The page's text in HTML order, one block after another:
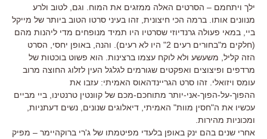
ילך ויתחמם – הסרטים האלה ממזגים את המוח. וגם, לטוב ולרע
מנוונים אותו. ברמה הכי חיצונית, זהו בעיני סרטו הטוב ביותר של מייקל
ביי, במאי פעולה גרנדיוזי שסרטיו היו תמיד מנופחים מדי ליהנות מהם
(חלקים מ"בחורים רעים 2" היו לא רעים). והנה, באופן יחסי, הסרט
הזה קליל, משעשע ולא לוקח עצמו ברצינות. הוא פשוט בוכטות של
מרדפים ופיצוצים ואפקטים שגורמים לגלגל העין לזלוג החוצה מרוב
עומס ויזואלי. זהו סרט הגריינדהאוס האמיתי: עזבו את
ההפוך-על-הפוך-אני-יותר מתוחכם-מכם של קוונטין טרנטינו, ביי מביים
עכשיו את ה"חסין מוות" האמיתי, דיאלוגים שנונים, נשים דעתניות,
ומכוניות מהירות.
אחרי שנים בהם ינק באופן בלעדי מפיטמתו של ג'רי ברוקהיימר – מפיק